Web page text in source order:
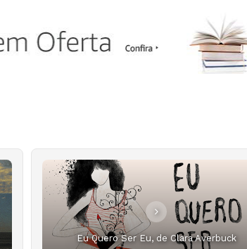
Eu Quero Ser Eu, de Clara Averbuck